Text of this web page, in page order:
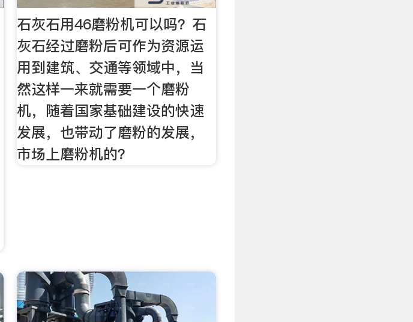
石灰石用46磨粉机可以吗？石
灰石经过磨粉后可作为资源运
用到建筑、交通等领域中，当
然这样一来就需要一个磨粉
机，随着国家基础建设的快速
发展，也带动了磨粉的发展，
市场上磨粉机的？